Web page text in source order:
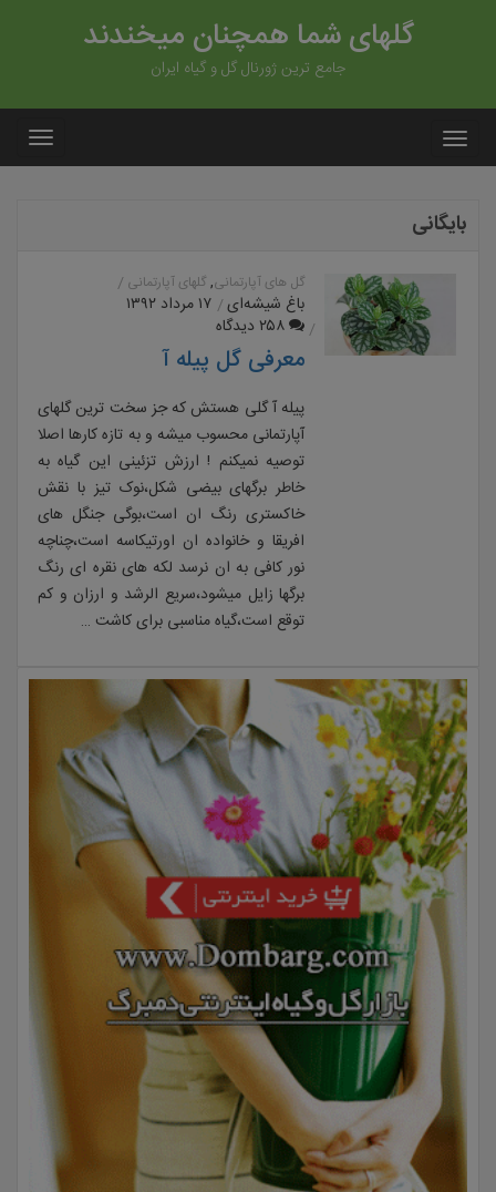
گلهای شما همچنان میخندند
جامع ترین ژورنال گل و گیاه ایران
بایگانی
گل های آپارتمانی, گلهای آپارتمانی
باغ شیشه‌ای ۱۷ مرداد ۱۳۹۲
۲۵۸ دیدگاه
معرفی گل پیله آ
پیله آ گلی هستش که جز سخت ترین گلهای
آپارتمانی محسوب میشه و به تازه کارها اصلا
توصیه نمیکنم ! ارزش تزئینی این گیاه به
خاطر برگهای بیضی شکل،نوک تیز با نقش
خاکستری رنگ ان است،بوگی جنگل های
افریقا و خانواده ان اورتیکاسه است،چناچه
نور کافی به ان نرسد لکه های نقره ای رنگ
برگها زایل میشود،سریع الرشد و ارزان و کم
توقع است،گیاه مناسبی برای کاشت …